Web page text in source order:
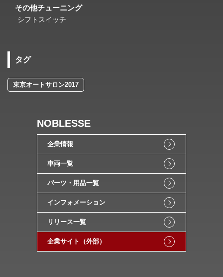
その他チューニング
シフトスイッチ
タグ
東京オートサロン2017
NOBLESSE
企業情報
車両一覧
パーツ・用品一覧
インフォメーション
リリース一覧
企業サイト（外部）